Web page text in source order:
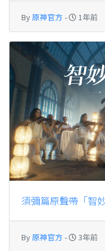
By 原神官方 - 1年前
須彌篇原聲帶「智
By 原神官方 - 3年前